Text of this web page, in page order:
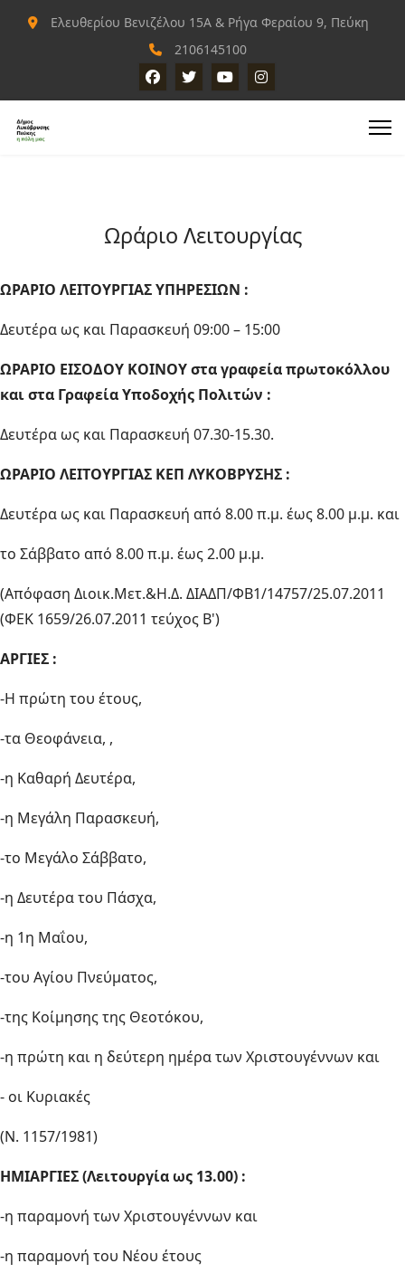
Ελευθερίου Βενιζέλου 15Α & Ρήγα Φεραίου 9, Πεύκη
2106145100
Ωράριο Λειτουργίας
ΩΡΑΡΙΟ ΛΕΙΤΟΥΡΓΙΑΣ ΥΠΗΡΕΣΙΩΝ :
Δευτέρα ως και Παρασκευή 09:00 – 15:00
ΩΡΑΡΙΟ ΕΙΣΟΔΟΥ ΚΟΙΝΟΥ στα γραφεία πρωτοκόλλου
και στα Γραφεία Υποδοχής Πολιτών :
Δευτέρα ως και Παρασκευή 07.30-15.30.
ΩΡΑΡΙΟ ΛΕΙΤΟΥΡΓΙΑΣ ΚΕΠ ΛΥΚΟΒΡΥΣΗΣ :
Δευτέρα ως και Παρασκευή από 8.00 π.μ. έως 8.00 μ.μ. και
το Σάββατο από 8.00 π.μ. έως 2.00 μ.μ.
(Απόφαση Διοικ.Μετ.&Η.Δ. ΔΙΑΔΠ/ΦΒ1/14757/25.07.2011
(ΦΕΚ 1659/26.07.2011 τεύχος Β')
ΑΡΓΙΕΣ :
-Η πρώτη του έτους,
-τα Θεοφάνεια, ,
-η Καθαρή Δευτέρα,
-η Μεγάλη Παρασκευή,
-το Μεγάλο Σάββατο,
-η Δευτέρα του Πάσχα,
-η 1η Μαΐου,
-του Αγίου Πνεύματος,
-της Κοίμησης της Θεοτόκου,
-η πρώτη και η δεύτερη ημέρα των Χριστουγέννων και
- οι Κυριακές
(Ν. 1157/1981)
ΗΜΙΑΡΓΙΕΣ (Λειτουργία ως 13.00) :
-η παραμονή των Χριστουγέννων και
-η παραμονή του Νέου έτους